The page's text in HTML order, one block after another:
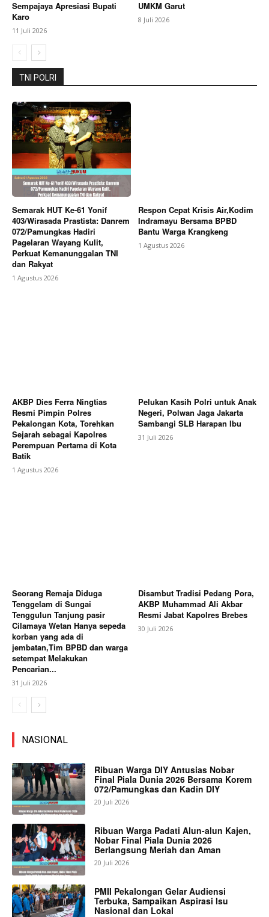
Company
Contact us
Subscription Plans
My account
Bagikan Artikel
Berita Lainnya Diduga Melanggar Keselamatan Para
Pekerja dan Pekerjaannya Asal-asalan,dan
kurangnya Pengawasan CV Tangguh Berisi
Sauyunan Melalaikan Alat Pelindung Diri
Sempajaya Apresiasi Bupati
Karo
11 Juli 2026
UMKM Garut
8 Juli 2026
TNI POLRI
Semarak HUT Ke-61 Yonif
403/Wirasada Prastista: Danrem
072/Pamungkas Hadiri
Pagelaran Wayang Kulit,
Perkuat Kemanunggalan TNI
dan Rakyat
1 Agustus 2026
Respon Cepat Krisis Air,Kodim
Indramayu Bersama BPBD
Bantu Warga Krangkeng
1 Agustus 2026
AKBP Dies Ferra Ningtias
Resmi Pimpin Polres
Pekalongan Kota, Torehkan
Sejarah sebagai Kapolres
Perempuan Pertama di Kota
Batik
1 Agustus 2026
Pelukan Kasih Polri untuk Anak
Negeri, Polwan Jaga Jakarta
Sambangi SLB Harapan Ibu
31 Juli 2026
Seorang Remaja Diduga
Tenggelam di Sungai
Tenggulun Tanjung pasir
Cilamaya Wetan Hanya sepeda
korban yang ada di
jembatan,Tim BPBD dan warga
setempat Melakukan
Pencarian...
31 Juli 2026
Disambut Tradisi Pedang Pora,
AKBP Muhammad Ali Akbar
Resmi Jabat Kapolres Brebes
30 Juli 2026
NASIONAL
Ribuan Warga DIY Antusias Nobar
Final Piala Dunia 2026 Bersama Korem
072/Pamungkas dan Kadin DIY
20 Juli 2026
Ribuan Warga Padati Alun-alun Kajen,
Nobar Final Piala Dunia 2026
Berlangsung Meriah dan Aman
20 Juli 2026
PMII Pekalongan Gelar Audiensi
Terbuka, Sampaikan Aspirasi Isu
Nasional dan Lokal